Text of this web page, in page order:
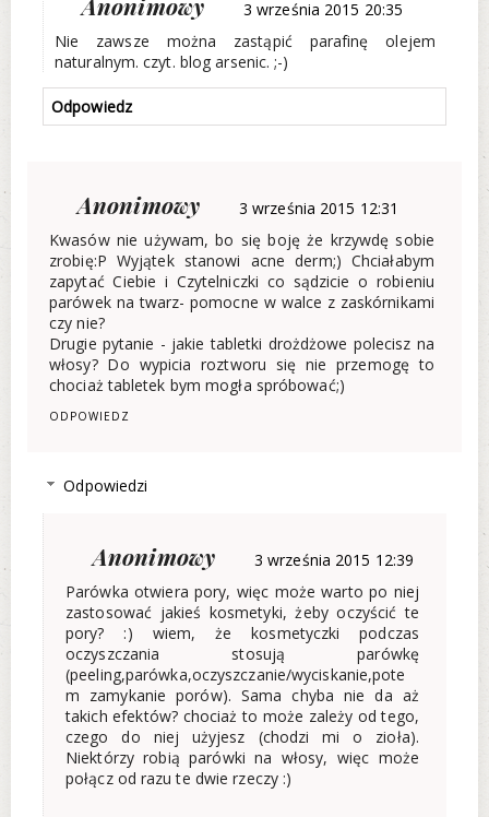
3 września 2015 20:35
Nie zawsze można zastąpić parafinę olejem
naturalnym. czyt. blog arsenic. ;-)
Odpowiedz
Anonimowy
3 września 2015 12:31
Kwasów nie używam, bo się boję że krzywdę sobie
zrobię:P Wyjątek stanowi acne derm;) Chciałabym
zapytać Ciebie i Czytelniczki co sądzicie o robieniu
parówek na twarz- pomocne w walce z zaskórnikami
czy nie?
Drugie pytanie - jakie tabletki drożdżowe polecisz na
włosy? Do wypicia roztworu się nie przemogę to
chociaż tabletek bym mogła spróbować;)
ODPOWIEDZ
Odpowiedzi
Anonimowy
3 września 2015 12:39
Parówka otwiera pory, więc może warto po niej
zastosować jakieś kosmetyki, żeby oczyścić te
pory? :) wiem, że kosmetyczki podczas
oczyszczania stosują parówkę
(peeling,parówka,oczyszczanie/wyciskanie,pote
m zamykanie porów). Sama chyba nie da aż
takich efektów? chociaż to może zależy od tego,
czego do niej użyjesz (chodzi mi o zioła).
Niektórzy robią parówki na włosy, więc może
połącz od razu te dwie rzeczy :)